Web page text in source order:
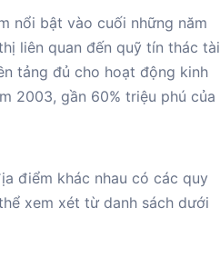
nổi bật vào cuối những năm
liên quan đến quỹ tín thác tài
tảng đủ cho hoạt động kinh
2003, gần 60% triệu phú của
điểm khác nhau có các quy
xem xét từ danh sách dưới